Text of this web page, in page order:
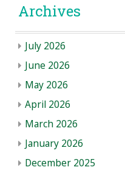
Archives
July 2026
June 2026
May 2026
April 2026
March 2026
January 2026
December 2025